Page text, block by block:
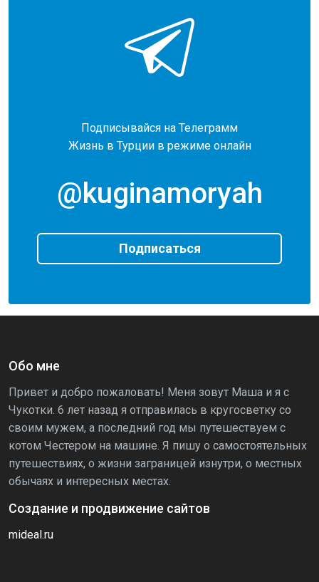
Подписывайся на Телеграмм
Жизнь в Турции в режиме онлайн
@kuginamoryah
Подписаться
Обо мне
Привет и добро пожаловать! Меня зовут Маша и я с
Чукотки. 6 лет назад я отправилась в кругосветку со
своим мужем, а последний год мы путешествуем с
котом Честером на машине. Я пишу о самостоятельных
путешествиях, о жизни заграницей изнутри, о местных
обычаях и интересных местах.
Создание и продвижение сайтов
mideal.ru